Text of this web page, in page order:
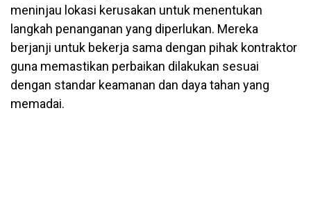
meninjau lokasi kerusakan untuk menentukan
langkah penanganan yang diperlukan. Mereka
berjanji untuk bekerja sama dengan pihak kontraktor
guna memastikan perbaikan dilakukan sesuai
dengan standar keamanan dan daya tahan yang
memadai.